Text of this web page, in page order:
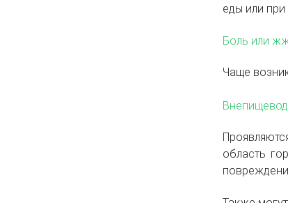
еды или при
Боль или
Чаще
область